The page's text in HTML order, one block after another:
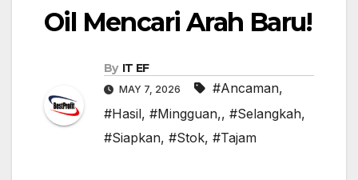
Oil Mencari Arah Baru!
By IT EF
MAY 7, 2026 #Ancaman,
#Hasil, #Mingguan,, #Selangkah,
#Siapkan, #Stok, #Tajam